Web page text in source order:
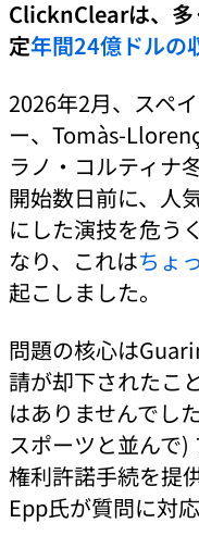
ClicknClearは、多
定年間24億ドルの
2026年2月、スペ
ー、Tomàs-
ラノ・コルティナ
開始数日前に、人
にした演技を危う
なり、これはちょ
起こしました。
問題の核心は
請が却下されたこ
はありませんでした
スポーツと並んで)
権利許諾手続を提
Epp氏が質問に対